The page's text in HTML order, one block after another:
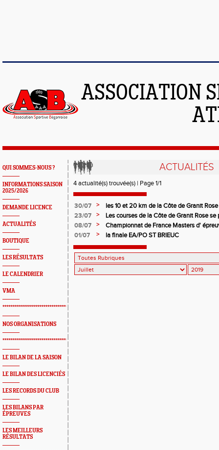
ASSOCIATION
QUI SOMMES-NOUS ?
INFORMATIONS SAISON
2025/2026
DEMANDE LICENCE
ACTUALITÉS
BOUTIQUE
LES RÉSULTATS
LE CALENDRIER
VMA
*************************************************
NOS ORGANISATIONS
*************************************************
LE BILAN DE LA SAISON
LE BILAN DES LICENCIÉS
LES RECORDS DU CLUB
LES BILANS PAR
ÉPREUVES
LES MEILLEURS
RÉSULTATS
ACTUALITÉS
4 actualité(s) trouvée(s) | Page 1/1
30/07 >
les 10 et 20 km de la Côte de Granit Rose
23/07
>
Les courses de la Côte de Granit Rose se
08/07
>
Championnat de France Masters d'
Sévigné
01/07 > la finale EA/PO ST BRIEUC